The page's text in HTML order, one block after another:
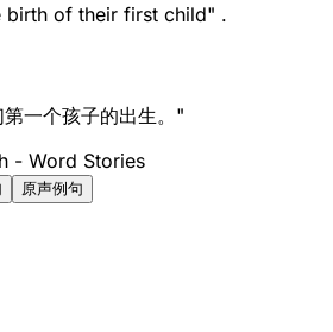
birth of their first child" .
一个孩子的出生。"
- Word Stories
原声例句